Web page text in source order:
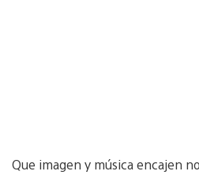
Que imagen y música encajen